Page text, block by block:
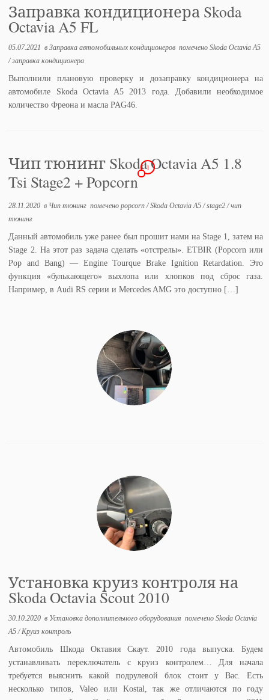
Заправка кондиционера Skoda
Octavia A5 FL
05.07.2021 вЗаправка автомобильных кондиционеров помеченоSkoda Octavia A5
/заправка кондиционера
Выполнили плановую проверку и дозаправку кондиционера на
автомобиле Skoda Octavia A5 2013 года. Добавили необходимое
количество Фреона и масла PAG46.
Чип тюнинг Skoda Octavia A5 1.8
Tsi Stage2 + Popcorn
1
28.11.2020 в Чип тюнинг помеченоpopcorn/Skoda Octavia A5/stage2/чип
тюнинг
Данный автомобиль уже ранее был прошит нами на Stage 1, затем на
Stage 2. На этот раз задача сделать «отстрелы». ETBIR (Popcorn или
Pop and Bang) — Engine Tourque Brake Ignition Retardation. Это
функция «булькающего» выхлопа или хлопков под сброс газа.
Например, в Audi RS серии и Mercedes AMG это доступно […]
Установка круиз контроля на
Skoda Octavia Scout 2010
30.10.2020 в Установка дополнительного оборудования помеченоSkoda Octavia
A5/ Круиз контроль
Автомобиль Шкода Октавия Скаут. 2010 года выпуска. Будем
устанавливать переключатель с круиз контролем… Для начала
требуется выяснить какой подрулевой блок стоит у Вас. Есть
несколько типов, Valeo или Kostal, так же отличаются по году